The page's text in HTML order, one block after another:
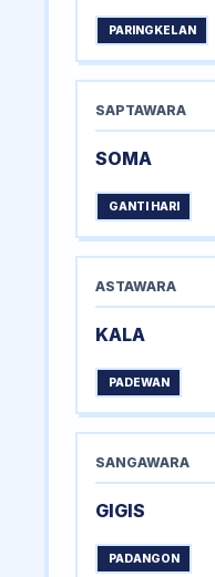
PARINGKELAN
SAPTAWARA
SOMA
GANTI HARI
ASTAWARA
KALA
PADEWAN
SANGAWARA
GIGIS
PADANGON